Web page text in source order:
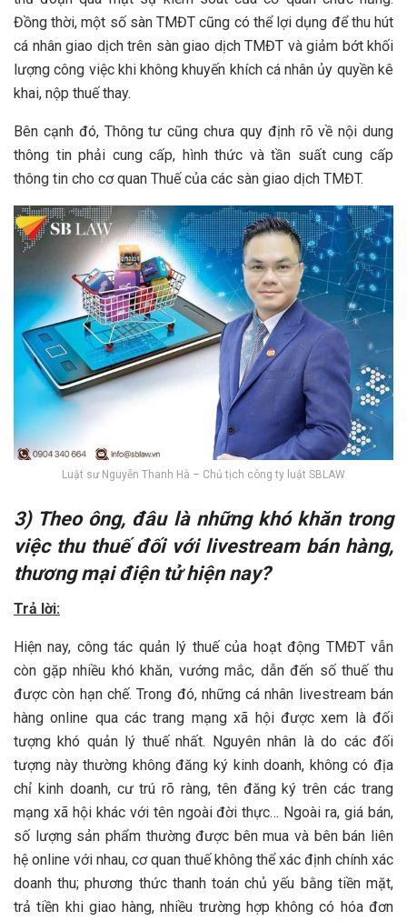
Đồng thời, một số sàn TMĐT cũng có thể lợi dụng để thu hút
cá nhân giao dịch trên sàn giao dịch TMĐT và giảm bớt khối
lượng công việc khi không khuyến khích cá nhân ủy quyền kê
khai, nộp thuế thay.
Bên cạnh đó, Thông tư cũng chưa quy định rõ về nội dung
thông tin phải cung cấp, hình thức và tần suất cung cấp
thông tin cho cơ quan Thuế của các sàn giao dịch TMĐT.
Luật sư Nguyễn Thanh Hà – Chủ tịch công ty luật SBLAW
3) Theo ông, đâu là những khó khăn trong
việc thu thuế đối với livestream bán hàng,
thương mại điện tử hiện nay?
Trả lời:
Hiện nay, công tác quản lý thuế của hoạt động TMĐT vẫn
còn gặp nhiều khó khăn, vướng mắc, dẫn đến số thuế thu
được còn hạn chế. Trong đó, những cá nhân livestream bán
hàng online qua các trang mạng xã hội được xem là đối
tượng khó quản lý thuế nhất. Nguyên nhân là do các đối
tượng này thường không đăng ký kinh doanh, không có địa
chỉ kinh doanh, cư trú rõ ràng, tên đăng ký trên các trang
mạng xã hội khác với tên ngoài đời thực… Ngoài ra, giá bán,
số lượng sản phẩm thường được bên mua và bên bán liên
hệ online với nhau, cơ quan thuế không thể xác định chính xác
doanh thu; phương thức thanh toán chủ yếu bằng tiền mặt,
trả tiền khi giao hàng, nhiều trường hợp không có hóa đơn